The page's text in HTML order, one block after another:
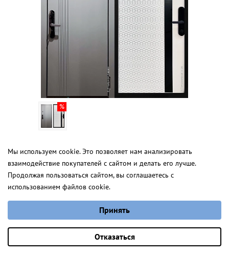
Нью-Йорк Т
от 4 616 руб.
Оставить заявку
Сиэтл Н
от 3 350,0
для квартиры на скидке
Мы используем cookie. Это позволяет нам анализировать
взаимодействие покупателей с сайтом и делать его лучше.
Продолжая пользоваться сайтом, вы соглашаетесь с
использованием файлов cookie.
Выберите настройки cookie
Аналитические/Функциональные
Принять
Отказаться